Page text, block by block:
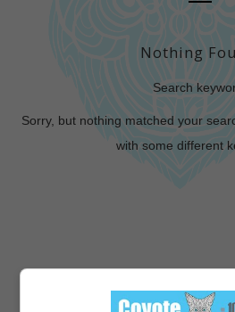
Nothing
Search
Sorry, but nothing matched your
with some different